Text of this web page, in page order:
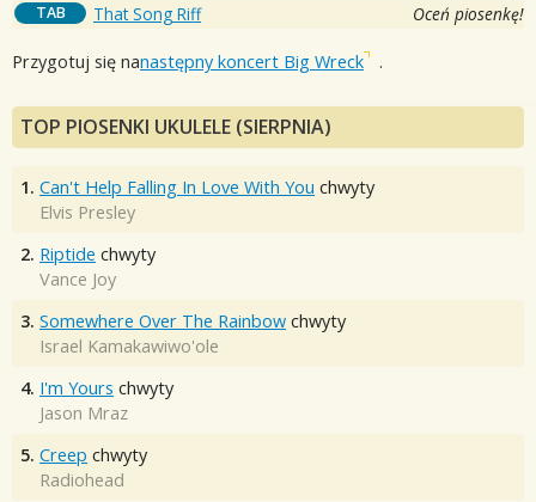
TAB That Song Riff Oceń piosenkę!
Przygotuj się nanastępny koncert Big Wreck .
TOP PIOSENKI UKULELE (SIERPNIA)
1. Can't Help Falling In Love With You chwyty
Elvis Presley
2. Riptide chwyty
Vance Joy
3. Somewhere Over The Rainbow chwyty
Israel Kamakawiwo'ole
4. I'm Yours chwyty
Jason Mraz
5. Creep chwyty
Radiohead